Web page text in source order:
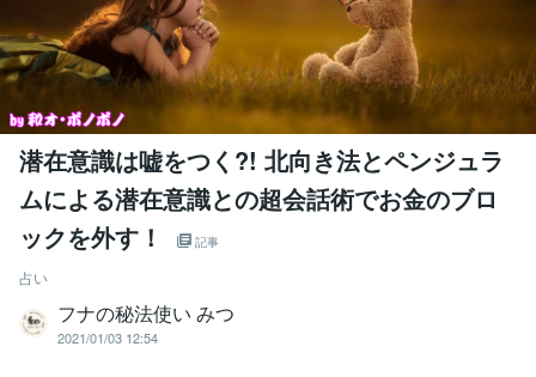
潜在意識は嘘をつく?! 北向き法とペンジュラ
ムによる潜在意識との超会話術でお金のブロ
ックを外す！
記事
占い
フナの秘法使い みつ
2021/01/03 12:54